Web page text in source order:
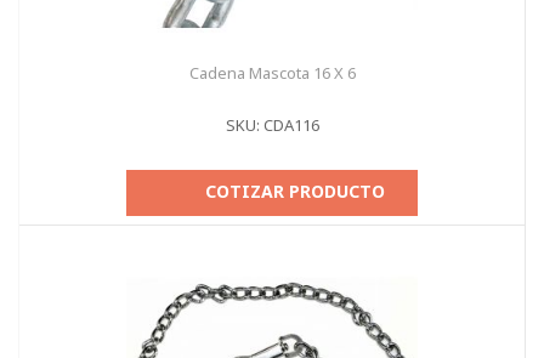
Cadena Mascota 16 X 6
SKU: CDA116
COTIZAR PRODUCTO